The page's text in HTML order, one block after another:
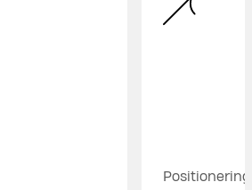
Positionering